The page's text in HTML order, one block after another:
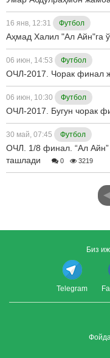
16 янв, 12:31 Футбол
Аҳмад Халил "Ал Айн"га
06 июн, 14:53 Футбол
ОЧЛ-2017. Чорак финал
06 июн, 10:30 Футбол
ОЧЛ-2017. Бугун чорак
30 май, 07:45 Футбол
ОЧЛ. 1/8 финал. “Ал Айн”
ташлади
0 3219
Биз
Telegram